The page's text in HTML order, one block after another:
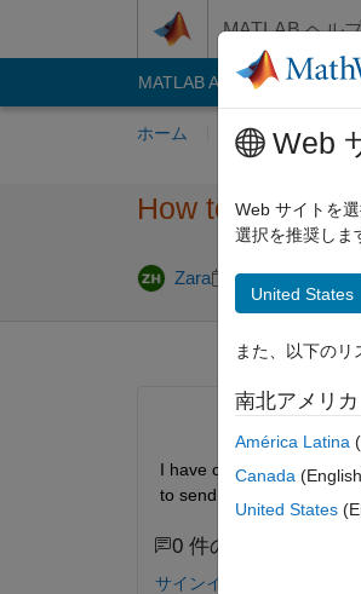
MATLAB ヘル
MATLAB Answers File
ホーム 質問する 回
How to send
Zara 2023 4 月 27 1
I have created a
to send data from nodes
0 件のコメント
サインインしてコメントす
Web
Web サイトを
選択を推奨しま
United States
また、以下のリ
南北アメリカ
América Latina
Canada
United States